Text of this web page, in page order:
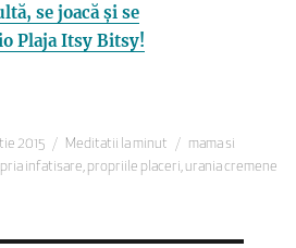
se joacă și se
Plaja Itsy Bitsy!
2015 Categorii
Meditatii la minut Etichete
mama si
infatisare, propriile placeri, urania cremene